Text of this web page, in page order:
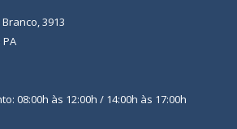
3913
08:00h às 12:00h / 14:00h às 17:00h